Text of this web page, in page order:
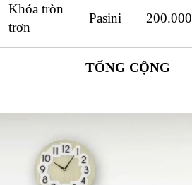
Khóa tròn
trơn
Pasini 200.000
TỔNG CỘNG